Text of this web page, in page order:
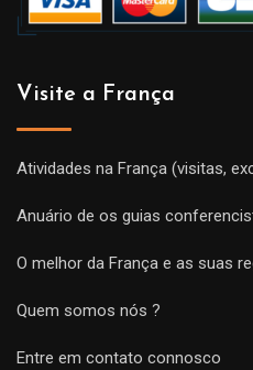
Visite a França
Atividades na França (visitas,
Anuário de os guias
O melhor da França e as suas
Quem somos nós ?
Entre em contato connosco